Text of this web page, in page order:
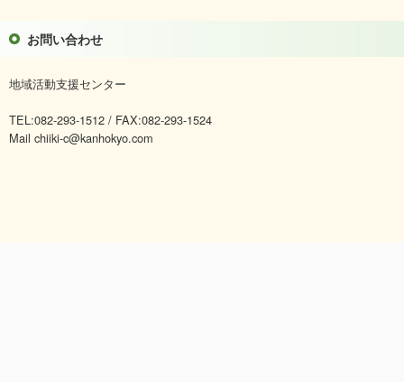
お問い合わせ
地域活動支援センター
TEL:082-293-1512 / FAX:082-293-1524
Mail chiiki-c@kanhokyo.com